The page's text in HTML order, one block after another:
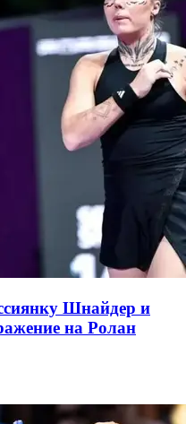
Шнайдер и
на Ролан